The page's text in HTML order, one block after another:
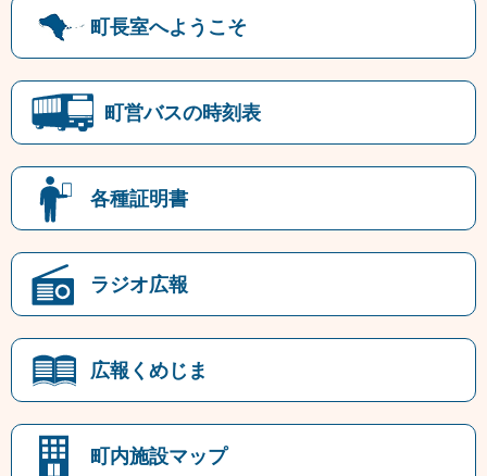
町長室へようこそ
町営バスの時刻表
各種証明書
ラジオ広報
広報くめじま
町内施設マップ